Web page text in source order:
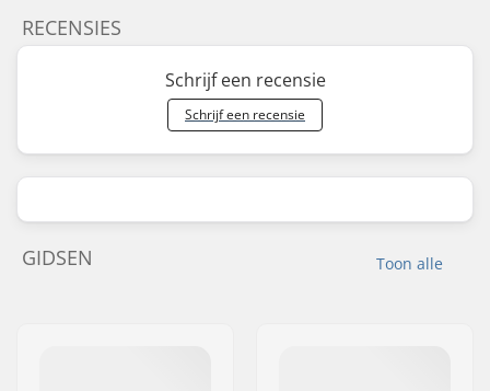
RECENSIES
Schrijf een recensie
Schrijf een recensie
Toon alle
GIDSEN